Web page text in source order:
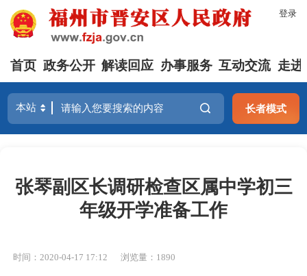
登录
首页 政务公开 解读回应 办事服务 互动交流 走进
长者模式
张琴副区长调研检查区属中学初三
年级开学准备工作
时间：2020-04-17 17:12 浏览量：1890